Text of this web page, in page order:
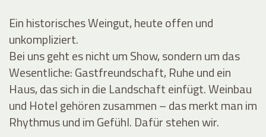
Ein historisches Weingut, heute offen und
unkompliziert.
Bei uns geht es nicht um Show, sondern um das
Wesentliche: Gastfreundschaft, Ruhe und ein
Haus, das sich in die Landschaft einfügt. Weinbau
und Hotel gehören zusammen – das merkt man im
Rhythmus und im Gefühl. Dafür stehen wir.